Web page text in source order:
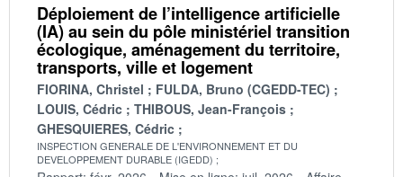
Déploiement de l’intelligence artificielle
(IA) au sein du pôle ministériel transition
écologique, aménagement du territoire,
transports, ville et logement
FIORINA, Christel
FULDA, Bruno (CGEDD-TEC)
LOUIS, Cédric
THIBOUS, Jean-François
GHESQUIERES, Cédric
INSPECTION GENERALE DE L'ENVIRONNEMENT ET DU
DEVELOPPEMENT DURABLE (IGEDD)